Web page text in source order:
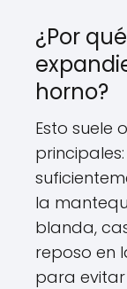
¿Por
horno?
Esto suele
la
blanda,
reposo en
para